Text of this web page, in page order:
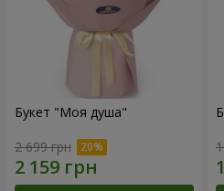
Букет "Моя душа"
2 699 грн